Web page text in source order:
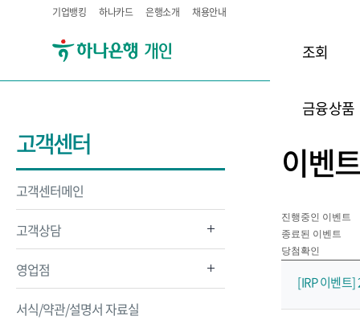
기업뱅킹 하나카드 은행소개 채용안내
조회
금융상품
고객센터
고객센터메인
고객상담
영업점
서식/약관/설명서 자료실
이벤트
진행중인 이벤트
종료된 이벤트
당첨확인
[IRP 이벤트